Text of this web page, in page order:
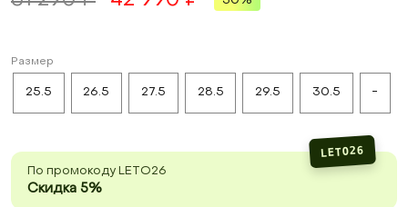
Размер
25.5 26.5 27.5 28.5 29.5 30.5 -
LETO26
По промокоду LETO26
Скидка 5%